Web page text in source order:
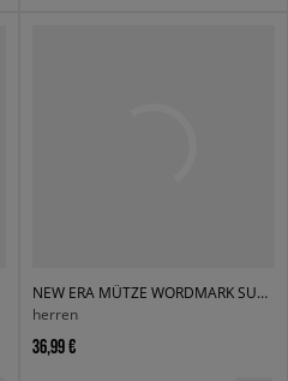
NEW ERA MÜTZE WORDMARK SUEDE EFRAME NYY NEW YORK YANKEES
herren
36,99 €